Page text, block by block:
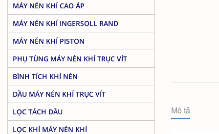
Mô tả
MÁY NÉN KHÍ CAO ÁP
MÁY NÉN KHÍ INGERSOLL RAND
MÁY NÉN KHÍ PISTON
PHỤ TÙNG MÁY NÉN KHÍ TRỤC VÍT
BÌNH TÍCH KHÍ NÉN
DẦU MÁY NÉN KHÍ TRỤC VÍT
LỌC TÁCH DẦU
LỌC KHÍ MÁY NÉN KHÍ